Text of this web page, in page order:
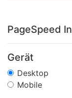
PageSpeed
Gerät
Desktop
Mobile